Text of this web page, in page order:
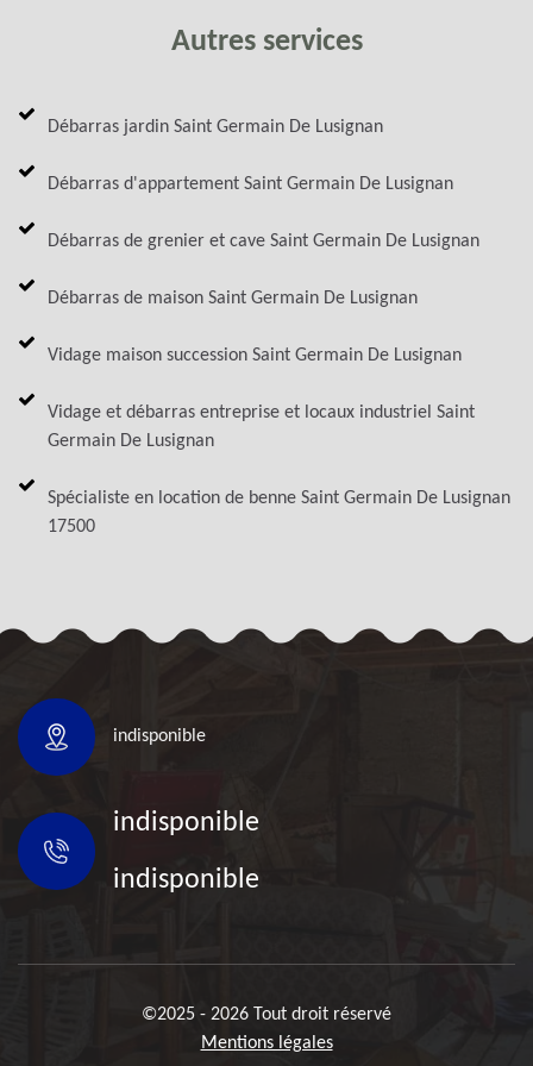
Autres services
Débarras jardin Saint Germain De Lusignan
Débarras d'appartement Saint Germain De Lusignan
Débarras de grenier et cave Saint Germain De Lusignan
Débarras de maison Saint Germain De Lusignan
Vidage maison succession Saint Germain De Lusignan
Vidage et débarras entreprise et locaux industriel Saint
Germain De Lusignan
Spécialiste en location de benne Saint Germain De Lusignan
17500
indisponible
indisponible
indisponible
©2025 - 2026 Tout droit réservé
Mentions légales